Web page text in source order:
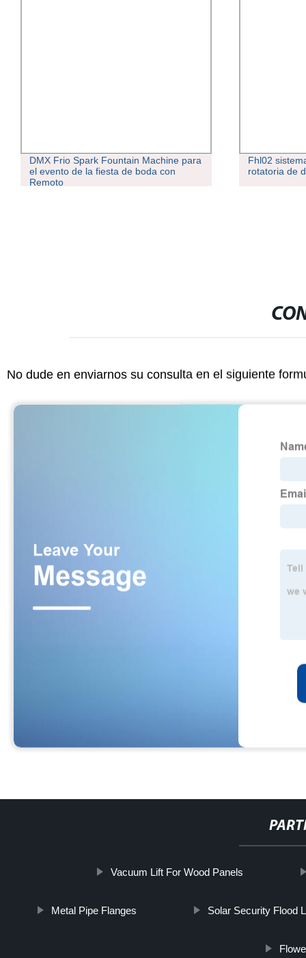
DMX Frio Spark Fountain Machine para
el evento de la fiesta de boda con
Remoto
Fhl02
rotatoria de
No dude en enviarnos su consulta en el siguiente
Vacuum Lift For Wood Panels
Metal Pipe Flanges Solar Security Flood